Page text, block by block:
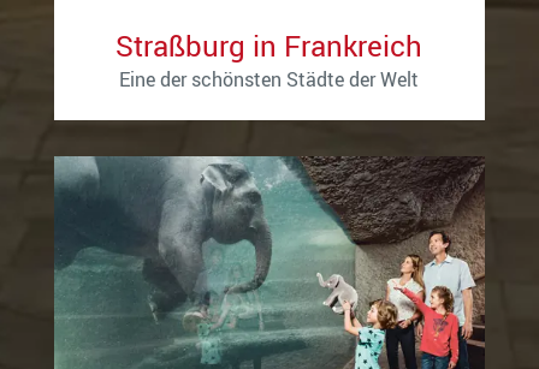
Straßburg in Frankreich
Eine der schönsten Städte der Welt